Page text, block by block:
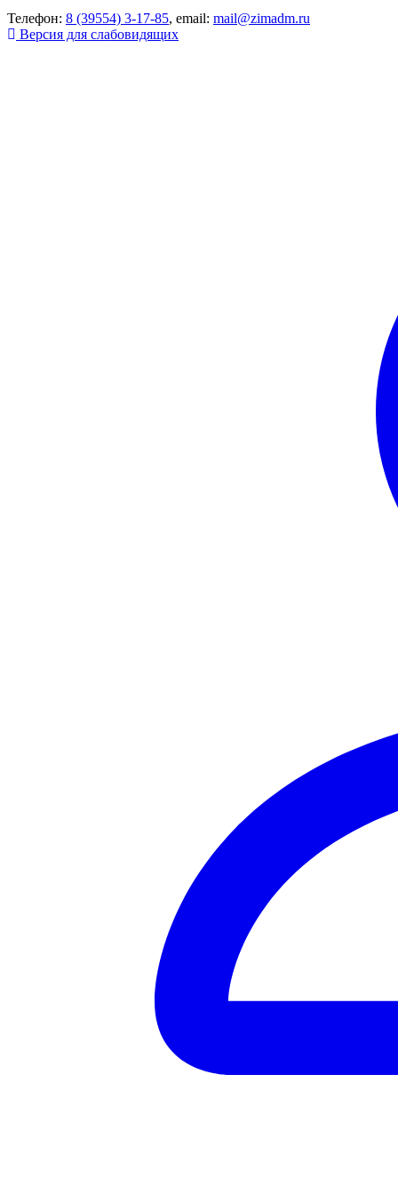
Телефон: 8 (39554) 3-17-85, email: mail@zimadm.ru
Версия для слабовидящих